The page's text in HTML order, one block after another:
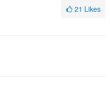
21 Likes